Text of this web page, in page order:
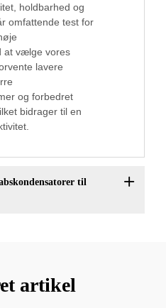
holdbarhed og
omfattende test for
at vælge vores
lavere
og forbedret
bidrager til en
til
artikel